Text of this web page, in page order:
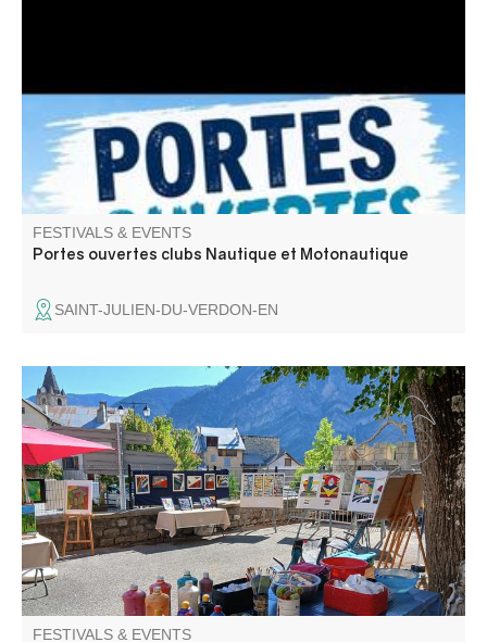
FESTIVALS & EVENTS
Portes ouvertes clubs Nautique et Motonautique
SAINT-JULIEN-DU-VERDON-EN
Un espace convivial où plusieurs artistes locaux dévoilent
leurs univers, pour laisser place aux échanges et aux
rencontres autour de l’art.
FESTIVALS & EVENTS